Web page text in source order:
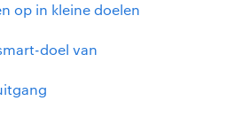
op in kleine doelen
doel van